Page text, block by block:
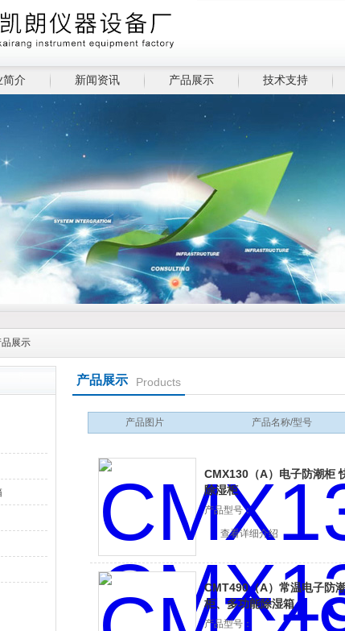
简介 新闻资讯 产品展示 技术支持
品展示
产品展示 Products
产品图片 产品名称/型号
CMX130（A）电子防潮柜
除湿柜
产品型号：
查看详细介绍
CMT490（A）常温电子防
柜、多功能除湿箱
产品型号：